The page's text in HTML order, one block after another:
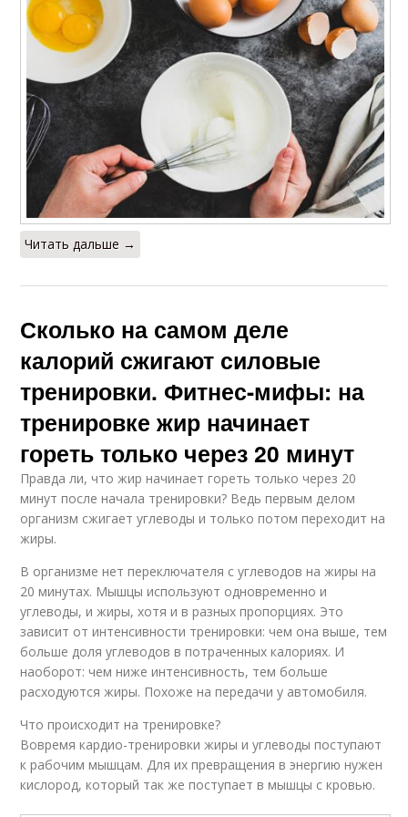
Читать дальше →
Сколько на самом деле
калорий сжигают силовые
тренировки. Фитнес-мифы: на
тренировке жир начинает
гореть только через 20 минут
Правда ли, что жир начинает гореть только через 20
минут после начала тренировки? Ведь первым делом
организм сжигает углеводы и только потом переходит на
жиры.
В организме нет переключателя с углеводов на жиры на
20 минутах. Мышцы используют одновременно и
углеводы, и жиры, хотя и в разных пропорциях. Это
зависит от интенсивности тренировки: чем она выше, тем
больше доля углеводов в потраченных калориях. И
наоборот: чем ниже интенсивность, тем больше
расходуются жиры. Похоже на передачи у автомобиля.
Что происходит на тренировке?
Вовремя кардио-тренировки жиры и углеводы поступают
к рабочим мышцам. Для их превращения в энергию нужен
кислород, который так же поступает в мышцы с кровью.